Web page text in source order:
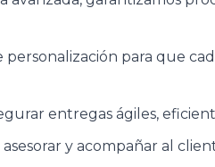
personalización para que
entregas ágiles,
y acompañar al